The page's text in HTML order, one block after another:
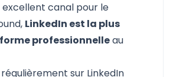
canal pour le
LinkedIn est la plus
professionnelleau
sur LinkedIn